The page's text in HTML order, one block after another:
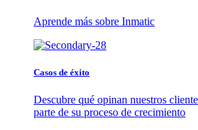
Aprende más sobre Inmatic
Casos de éxito
Descubre qué opinan nuestros
parte de su proceso de crecimiento